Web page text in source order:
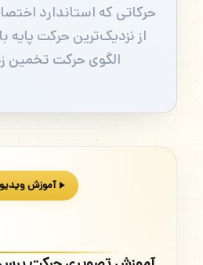
حرکاتی که استاندارد
از نزدیک‌ترین حرکت پایه
الگوی حرکت تخمین
آموزش